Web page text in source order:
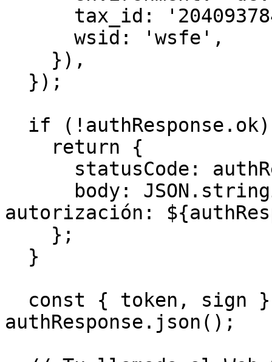
autorización:
authResponse.json();